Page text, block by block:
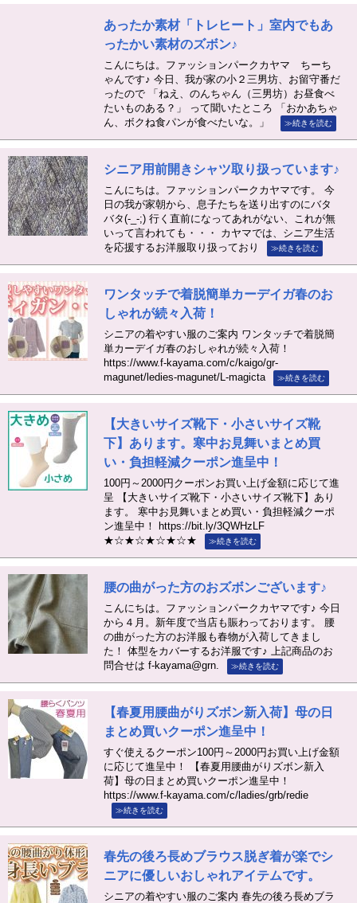
あったか素材「トレヒート」室内でもあ
ったかい素材のズボン♪
こんにちは。ファッションパークカヤマ ちーち
ゃんです♪ 今日、我が家の小２三男坊、お留守番だ
ったので 「ねえ、のんちゃん（三男坊）お昼食べ
たいものある？」 って聞いたところ 「おかあちゃ
ん、ボクね食パンが食べたいな。」
≫続きを読む
シニア用前開きシャツ取り扱っています♪
こんにちは。ファッションパークカヤマです。 今
日の我が家朝から、息子たちを送り出すのにバタ
バタ(-_-;) 行く直前になってあれがない、これが無
いって言われても・・・ カヤマでは、シニア生活
を応援するお洋服取り扱っており
≫続きを読む
ワンタッチで着脱簡単カーデイガ春のお
しゃれが続々入荷！
シニアの着やすい服のご案内 ワンタッチで着脱簡
単カーデイガ春のおしゃれが続々入荷！
https://www.f-kayama.com/c/kaigo/gr-
magunet/ledies-magunet/L-magicta
≫続きを読む
【大きいサイズ靴下・小さいサイズ靴
下】あります。寒中お見舞いまとめ買
い・負担軽減クーポン進呈中！
100円～2000円クーポンお買い上げ金額に応じて進
呈 【大きいサイズ靴下・小さいサイズ靴下】あり
ます。 寒中お見舞いまとめ買い・負担軽減クーポ
ン進呈中！ https://bit.ly/3QWHzLF
★☆★☆★☆★☆★
≫続きを読む
腰の曲がった方のおズボンございます♪
こんにちは。ファッションパークカヤマです♪ 今日
から４月。新年度で当店も賑わっております。 腰
の曲がった方のお洋服も春物が入荷してきまし
た！ 体型をカバーするお洋服です♪ 上記商品のお
問合せは f-kayama@grn.
≫続きを読む
【春夏用腰曲がりズボン新入荷】母の日
まとめ買いクーポン進呈中！
すぐ使えるクーポン100円～2000円お買い上げ金額
に応じて進呈中！ 【春夏用腰曲がりズボン新入
荷】母の日まとめ買いクーポン進呈中！
https://www.f-kayama.com/c/ladies/grb/redie
≫続きを読む
春先の後ろ長めブラウス脱ぎ着が楽でシ
ニアに優しいおしゃれアイテムです。
シニアの着やすい服のご案内 春先の後ろ長めブラ